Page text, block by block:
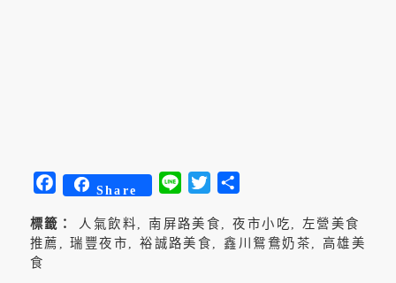
Facebook
Share
Line Twitter
標籤： 人氣飲料 ,南屏路美食 ,夜市小吃
左營美食
推薦
,瑞豐夜市 ,裕誠路美食 ,鑫川鴛鴦奶茶
高雄美
食